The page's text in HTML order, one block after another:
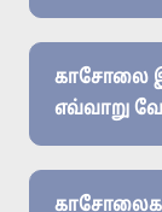
காசோலை
எவ்வாறு